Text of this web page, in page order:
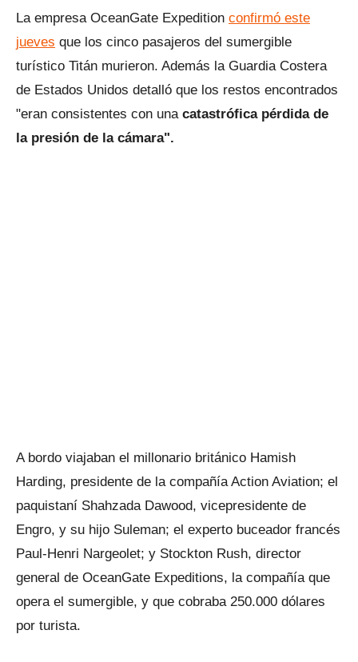
La empresa OceanGate Expedition confirmó este
jueves que los cinco pasajeros del sumergible
turístico Titán murieron. Además la Guardia Costera
de Estados Unidos detalló que los restos encontrados
"eran consistentes con una catastrófica pérdida de
la presión de la cámara".
A bordo viajaban el millonario británico Hamish
Harding, presidente de la compañía Action Aviation; el
paquistaní Shahzada Dawood, vicepresidente de
Engro, y su hijo Suleman; el experto buceador francés
Paul-Henri Nargeolet; y Stockton Rush, director
general de OceanGate Expeditions, la compañía que
opera el sumergible, y que cobraba 250.000 dólares
por turista.